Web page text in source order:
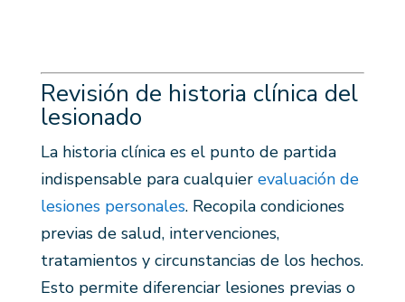
Revisión de historia clínica del
lesionado
La historia clínica es el punto de partida
indispensable para cualquier evaluación de
lesiones personales. Recopila condiciones
previas de salud, intervenciones,
tratamientos y circunstancias de los hechos.
Esto permite diferenciar lesiones previas o